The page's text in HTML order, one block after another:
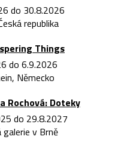
do 30.8.2026
republika
Things
do 6.9.2026
Německo
Rochová: Doteky
do 29.8.2027
v Brně